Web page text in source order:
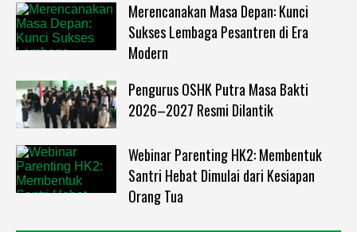
Merencanakan Masa Depan: Kunci
Sukses Lembaga Pesantren di Era
Modern
Pengurus OSHK Putra Masa Bakti
2026–2027 Resmi Dilantik
Webinar Parenting HK2: Membentuk
Santri Hebat Dimulai dari Kesiapan
Orang Tua